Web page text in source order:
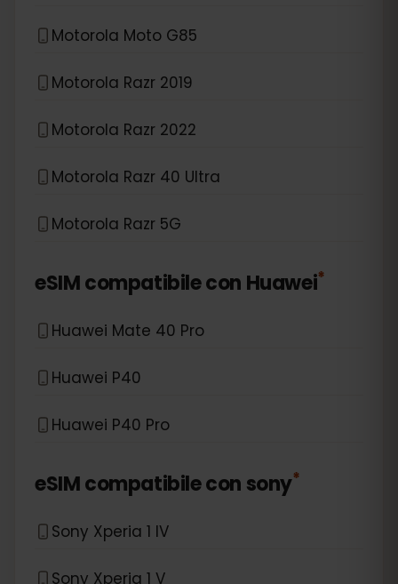
Motorola Moto G85
Motorola Razr 2019
Motorola Razr 2022
Motorola Razr 40 Ultra
Motorola Razr 5G
eSIM compatibile con Huawei*
Huawei Mate 40 Pro
Huawei P40
Huawei P40 Pro
eSIM compatibile con sony*
Sony Xperia 1 IV
Sony Xperia 1 V